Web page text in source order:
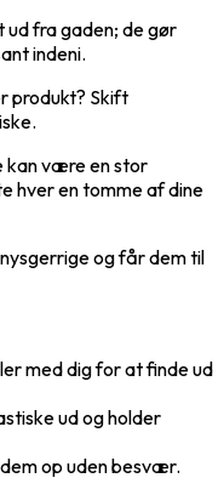
ud fra gaden; de gør
indeni.
produkt? Skift
kan være en stor
hver en tomme af dine
og får dem til
med dig for at finde ud
ud og holder
op uden besvær.